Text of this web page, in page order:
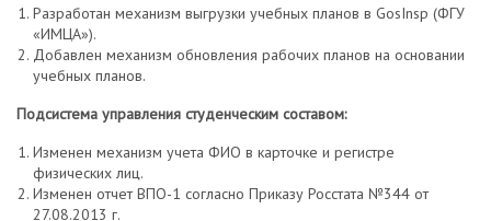
Разработан механизм выгрузки учебных планов в GosInsp (ФГУ
«ИМЦА»).
Добавлен механизм обновления рабочих планов на основании
учебных планов.
Подсистема управления студенческим составом:
Изменен механизм учета ФИО в карточке и регистре
физических лиц.
Изменен отчет ВПО-1 согласно Приказу Росстата №344 от
27.08.2013 г.